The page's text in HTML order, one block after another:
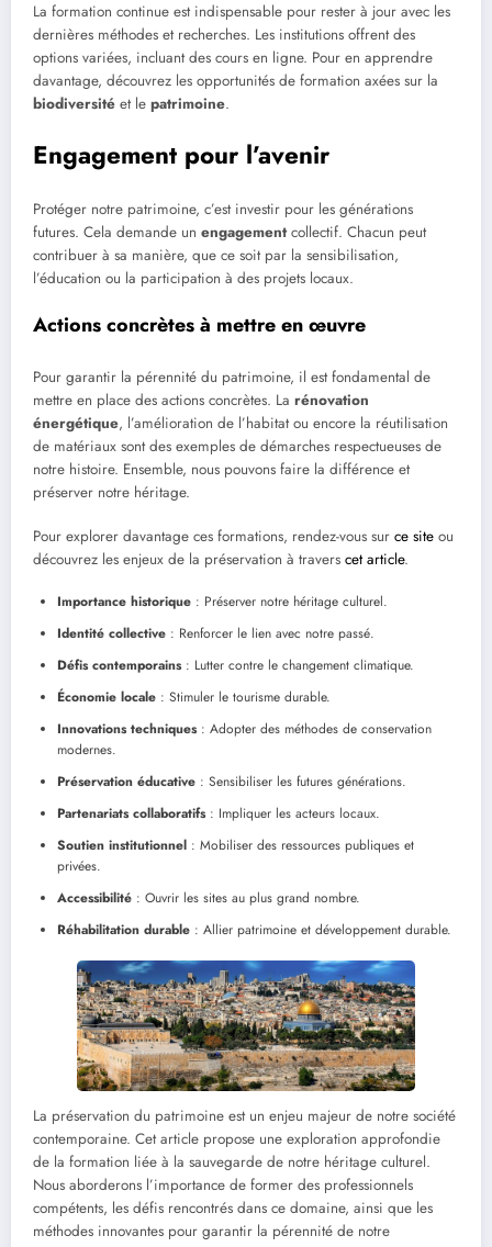
La formation continue est indispensable pour rester à jour avec les
dernières méthodes et recherches. Les institutions offrent des
options variées, incluant des cours en ligne. Pour en apprendre
davantage, découvrez les opportunités de formation axées sur la
biodiversité et le patrimoine.
Engagement pour l’avenir
Protéger notre patrimoine, c’est investir pour les générations
futures. Cela demande un engagementcollectif. Chacun peut
contribuer à sa manière, que ce soit par la sensibilisation,
l’éducation ou la participation à des projets locaux.
Actions concrètes à mettre en œuvre
Pour garantir la pérennité du patrimoine, il est fondamental de
mettre en place des actions concrètes. La rénovation
énergétique, l’amélioration de l’habitat ou encore la réutilisation
de matériaux sont des exemples de démarches respectueuses de
notre histoire. Ensemble, nous pouvons faire la différence et
préserver notre héritage.
Pour explorer davantage ces formations, rendez-vous sur ce site ou
découvrez les enjeux de la préservation à travers cet article.
Importance historique : Préserver notre héritage culturel.
Identité collective : Renforcer le lien avec notre passé.
Défis contemporains: Lutter contre le changement climatique.
Économie locale : Stimuler le tourisme durable.
Innovations techniques: Adopter des méthodes de conservation
modernes.
Préservation éducative : Sensibiliser les futures générations.
Partenariats collaboratifs: Impliquer les acteurs locaux.
Soutien institutionnel : Mobiliser des ressources publiques et
privées.
Accessibilité : Ouvrir les sites au plus grand nombre.
Réhabilitation durable : Allier patrimoine et développement durable.
La préservation du patrimoine est un enjeu majeur de notre société
contemporaine. Cet article propose une exploration approfondie
de la formation liée à la sauvegarde de notre héritage culturel.
Nous aborderons l’importance de former des professionnels
compétents, les défis rencontrés dans ce domaine, ainsi que les
méthodes innovantes pour garantir la pérennité de notre